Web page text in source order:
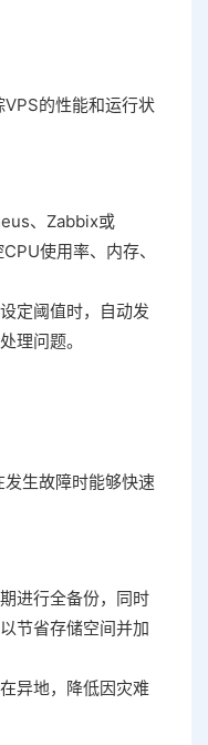
的性能和运行状
、Zabbix或
使用率、内存、
定阈值时，自动发
理问题。
生故障时能够快速
进行全备份，同时
节省存储空间并加
异地，降低因灾难